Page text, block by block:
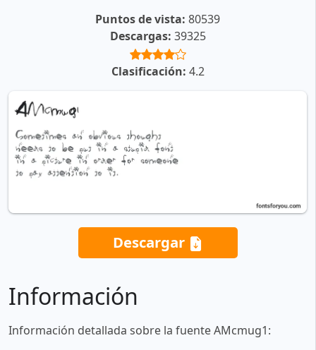
Puntos de vista: 80539
Descargas: 39325
Clasificación: 4.2
Descargar
Información
Información detallada sobre la fuente AMcmug1: